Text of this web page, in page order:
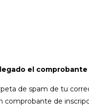
el
de spam de tu
comprobante de